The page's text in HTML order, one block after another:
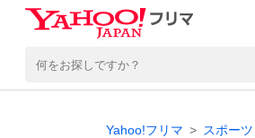
Yahoo!フリマ スポーツ